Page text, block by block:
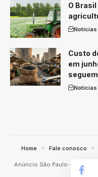
O
Notícias
Custo
em
Notícias
Anúncio São Paulo -
Home Fale conosco